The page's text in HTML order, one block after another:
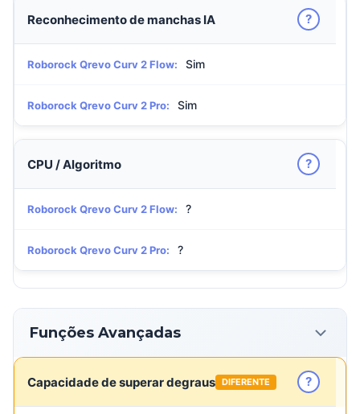
Reconhecimento de manchas IA ?
Roborock Qrevo Curv 2 Flow: Sim
Roborock Qrevo Curv 2 Pro: Sim
CPU / Algoritmo ?
Roborock Qrevo Curv 2 Flow: ?
Roborock Qrevo Curv 2 Pro: ?
Funções Avançadas
Capacidade de superar degraus DIFERENTE ?